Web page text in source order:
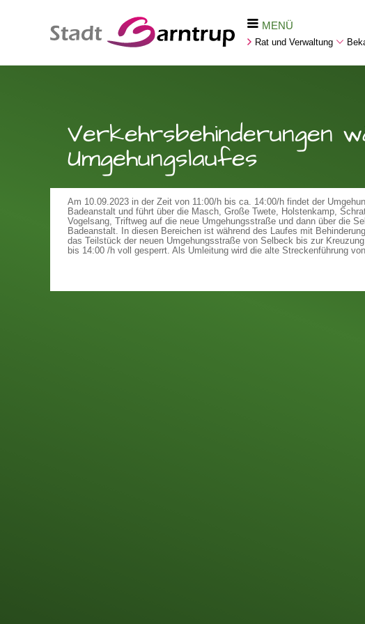
MENÜ
Rat und Verwaltung
Verkehrsbehinderungen
Umgehungslaufes
Am 10.09.2023 in der Zeit von 11:00/h bis ca. 14:00/h findet der
Badeanstalt und führt über die Masch, Große Twete, Holstenkamp,
Vogelsang, Triftweg auf die neue Umgehungsstraße und dann über die
Badeanstalt. In diesen Bereichen ist während des Laufes mit
das Teilstück der neuen Umgehungsstraße von Selbeck bis zur
bis 14:00 /h voll gesperrt. Als Umleitung wird die alte Streckenführung